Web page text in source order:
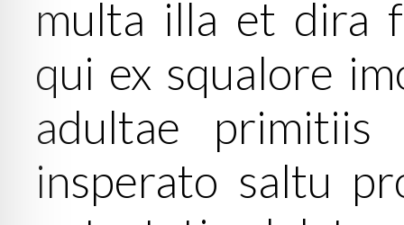
multa illa et dira
qui ex squalore
adultae primitiis
insperato saltu